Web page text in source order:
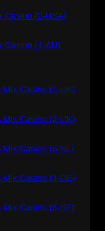
Casino (2-USA)
Casino (1-AU)
Mix Casino (1-UK)
Mix Casino (2-UK)
Mix Casino (3-NL)
Mix Casino (4-DE)
Mix Casino (5-SE)